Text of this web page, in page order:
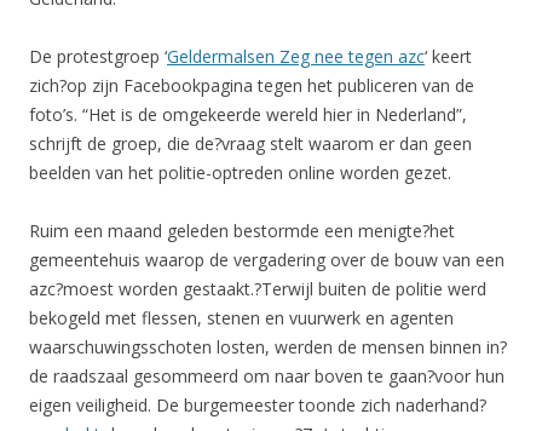
De protestgroep ‘Geldermalsen Zeg nee tegen azc‘ keert
zich?op zijn Facebookpagina tegen het publiceren van de
foto’s. “Het is de omgekeerde wereld hier in Nederland”,
schrijft de groep, die de?vraag stelt waarom er dan geen
beelden van het politie-optreden online worden gezet.
Ruim een maand geleden bestormde een menigte?het
gemeentehuis waarop de vergadering over de bouw van een
azc?moest worden gestaakt.?Terwijl buiten de politie werd
bekogeld met flessen, stenen en vuurwerk en agenten
waarschuwingsschoten losten, werden de mensen binnen in?
de raadszaal gesommeerd om naar boven te gaan?voor hun
eigen veiligheid. De burgemeester toonde zich naderhand?